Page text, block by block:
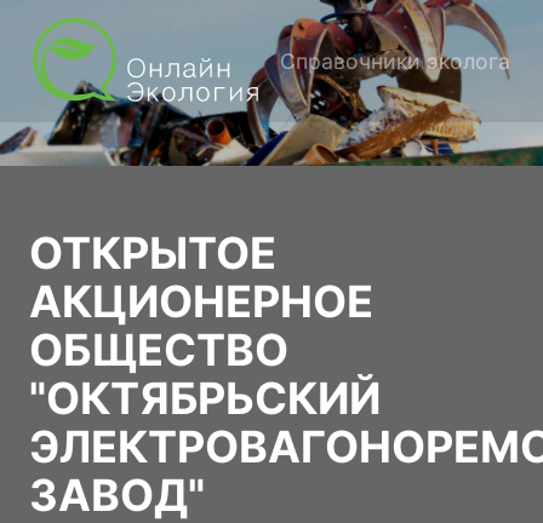
Справочники эколога
ОТКРЫТОЕ
АКЦИОНЕРНОЕ
ОБЩЕСТВО
"ОКТЯБРЬСКИЙ
ЗАВОД"